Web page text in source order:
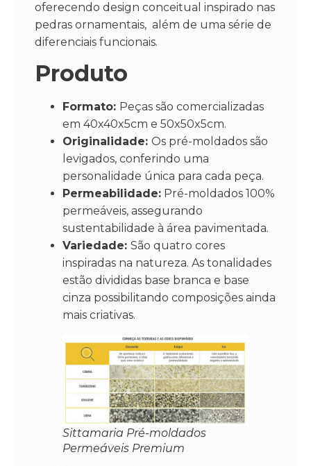
oferecendo design conceitual inspirado nas
pedras ornamentais, além de uma série de
diferenciais funcionais.
Produto
Formato: Peças são comercializadas
em 40x40x5cm e 50x50x5cm.
Originalidade: Os pré-moldados são
levigados, conferindo uma
personalidade única para cada peça.
Permeabilidade: Pré-moldados 100%
permeáveis, assegurando
sustentabilidade à área pavimentada.
Variedade: São quatro cores
inspiradas na natureza. As tonalidades
estão divididas base branca e base
cinza possibilitando composições ainda
mais criativas.
Sittamaria Pré-moldados
Permeáveis Premium